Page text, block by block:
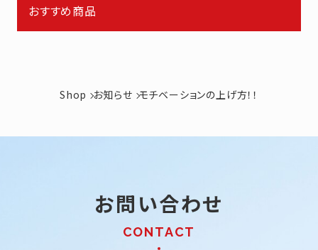
おすすめ商品
Shop お知らせ モチベーションの上げ方！！
お問い合わせ